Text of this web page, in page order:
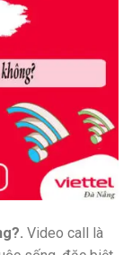
Video call là